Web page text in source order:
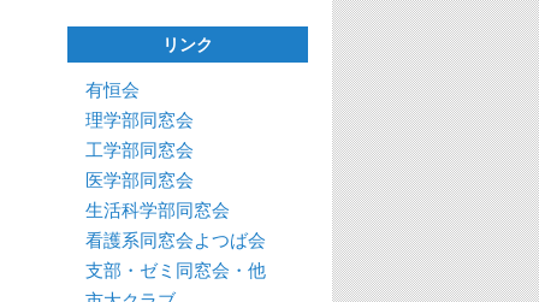
リンク
有恒会
理学部同窓会
工学部同窓会
医学部同窓会
生活科学部同窓会
看護系同窓会よつば会
支部・ゼミ同窓会・他